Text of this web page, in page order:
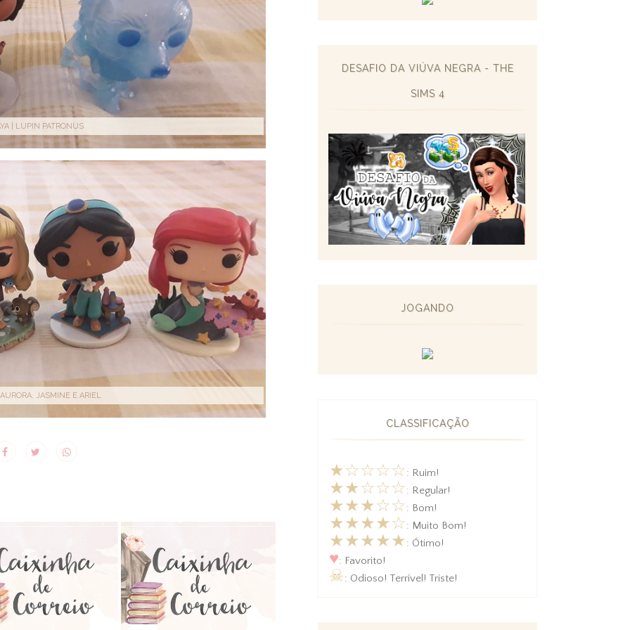
| LUPIN PATRONUS
JASMINE E ARIEL
DESAFIO DA VIÚVA NEGRA - THE
SIMS 4
JOGANDO
CLASSIFICAÇÃO
★☆☆☆☆: Ruim!
★★☆☆☆: Regular!
★★★☆☆: Bom!
★★★★☆: Muito Bom!
★★★★★: Ótimo!
♥: Favorito!
☠: Odioso! Terrível! Triste!